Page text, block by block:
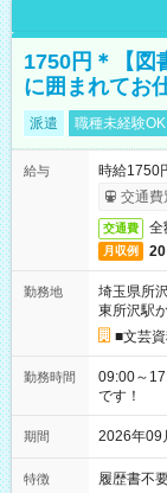
1750円＊【図
に囲まれてお
派遣 職種未経験OK
給与
時給1750
交通費
交通費 全
月収例
勤務地
埼玉県所
東所沢駅
■文芸
勤務時間
09:00～
です！
期間 2026年
特徴 履歴書不